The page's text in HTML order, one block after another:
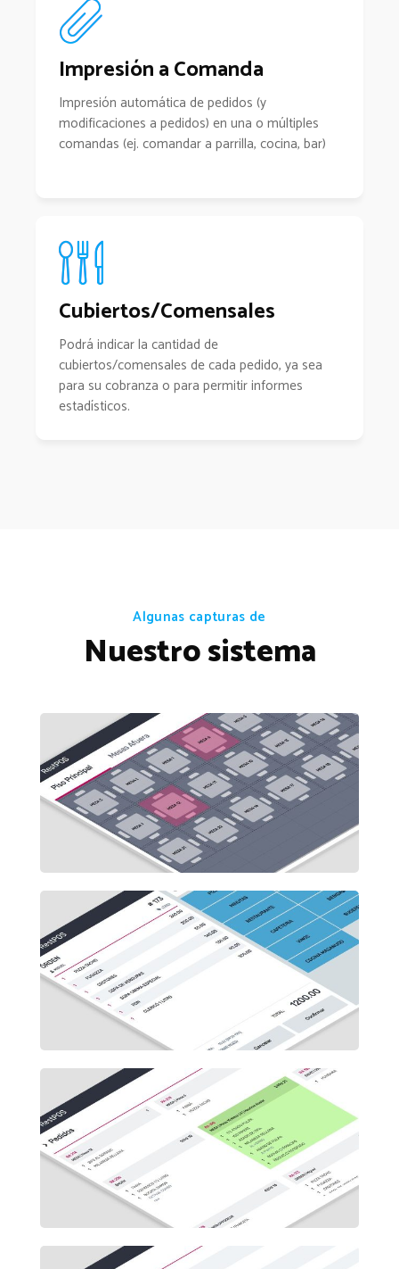
Impresión a Comanda
Impresión automática de pedidos (y
modificaciones a pedidos) en una o múltiples
comandas (ej. comandar a parrilla, cocina, bar)
Cubiertos/Comensales
Podrá indicar la cantidad de
cubiertos/comensales de cada pedido, ya sea
para su cobranza o para permitir informes
estadísticos.
Algunas capturas de
Nuestro sistema